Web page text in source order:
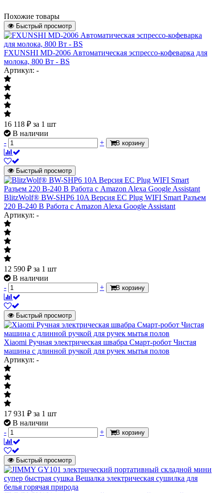
Похожие товары
Быстрый просмотр
FXUNSHI MD-2006 Автоматическая эспрессо-кофеварка для
молока, 800 Вт - BS
Артикул: -
16 118 ₽ за 1 шт
В наличии
-
+ В корзину
Быстрый просмотр
BlitzWolf® BW-SHP6 10A Версия ЕС Plug WIFI Smart Разъем
220 В-240 В Работа с Amazon Alexa Google Assistant
Артикул: -
12 590 ₽ за 1 шт
В наличии
-
+ В корзину
Быстрый просмотр
Xiaomi Ручная электрическая швабра Смарт-робот Чистая
машина с длинной ручкой для ручек мытья полов
Артикул: -
17 931 ₽ за 1 шт
В наличии
-
+ В корзину
Быстрый просмотр